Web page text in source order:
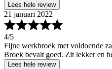
Lees hele review
21 januari 2022
4/5
Fijne werkbroek met voldoende
Broek bevalt goed. Zit lekker en
Lees hele review